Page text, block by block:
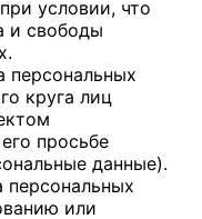
условии, что
и свободы
персональных
круга лиц
просьбе
данные).
персональных
или